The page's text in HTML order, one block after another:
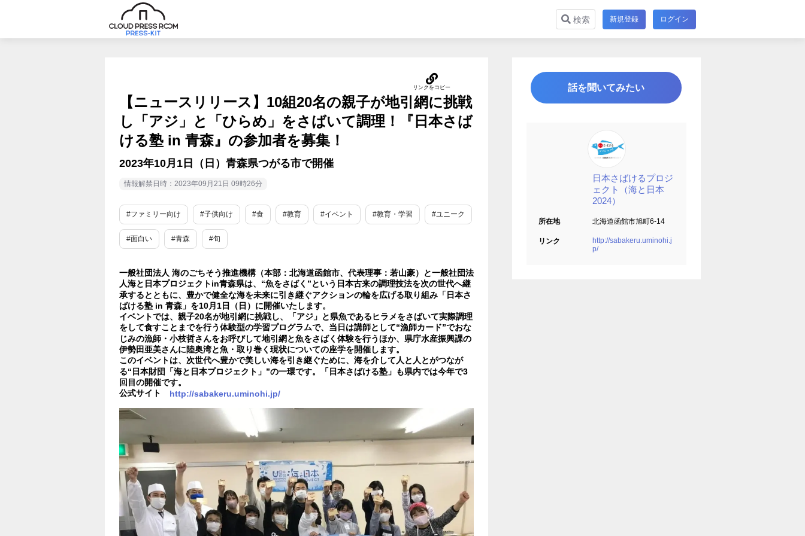
検索 新規登録 ログイン
【ニュースリリース】10組20名の親子が地引網に挑戦
し「アジ」と「ひらめ」をさばいて調理！『日本さば
ける塾 in 青森』の参加者を募集！
2023年10月1日（日）青森県つがる市で開催
情報解禁日時：2023年09月21日 09時26分
#ファミリー向け #子供向け #食 #教育 #イベント #教育・学習 #ユニーク
#面白い #青森 #旬
一般社団法人 海のごちそう推進機構（本部：北海道函館市、代表理事：若山豪）と一般社団法
人海と日本プロジェクトin青森県は、“魚をさばく”という日本古来の調理技法を次の世代へ継
承するとともに、豊かで健全な海を未来に引き継ぐアクションの輪を広げる取り組み「日本さ
ばける塾 in 青森」を10月1日（日）に開催いたします。
イベントでは、親子20名が地引網に挑戦し、「アジ」と県魚であるヒラメをさばいて実際調理
をして食すことまでを行う体験型の学習プログラムで、当日は講師として“漁師カード”でおな
じみの漁師・小枝哲さんをお呼びして地引網と魚をさばく体験を行うほか、県庁水産振興課の
伊勢田亜美さんに陸奥湾と魚・取り巻く現状についての座学を開催します。
このイベントは、次世代へ豊かで美しい海を引き継ぐために、海を介して人と人とがつなが
る“日本財団「海と日本プロジェクト」”の一環です。「日本さばける塾」も県内では今年で3
回目の開催です。
公式サイト http://sabakeru.uminohi.jp/
話を聞いてみたい
日本さばけるプロジ
ェクト（海と日本
2024）
所在地 北海道函館市旭町6-14
リンク
http://sabakeru.uminohi.j
p/